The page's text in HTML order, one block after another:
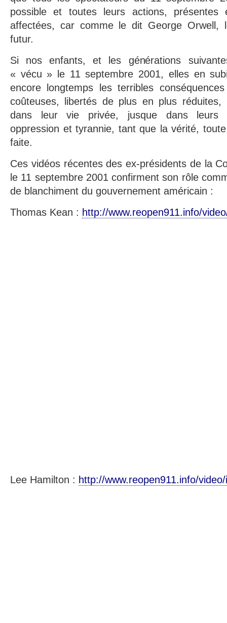
possible et toutes leurs actions,
affectées, car comme le dit George Orwell,
futur.
Si nos enfants, et les générations
« vécu » le 11 septembre 2001, elles en
encore longtemps les terribles
coûteuses, libertés de plus en plus réduites,
dans leur vie privée, jusque dans leurs
oppression et tyrannie, tant que la vérité,
faite.
Ces vidéos récentes des ex-présidents de la
le 11 septembre 2001 confirment son rôle
de blanchiment du gouvernement américain :
Thomas Kean : http://www.reopen911.info/
Lee Hamilton : http://www.reopen911.info/